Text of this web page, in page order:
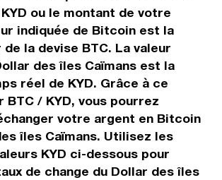
ou le montant de votre
indiquée de Bitcoin est la
la devise BTC. La valeur
des îles Caïmans est la
réel de KYD. Grâce à ce
/ KYD, vous pourrez
votre argent en Bitcoin
îles Caïmans. Utilisez les
KYD ci-dessous pour
de change du Dollar des îles